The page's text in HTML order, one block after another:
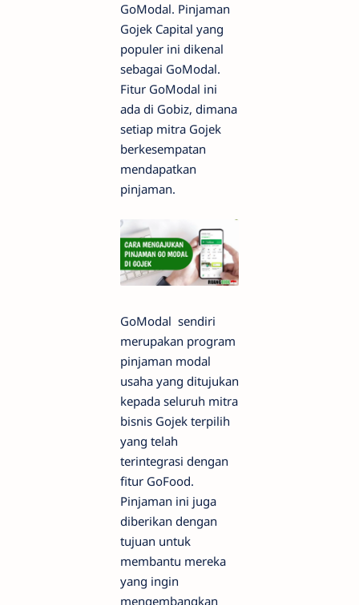
GoModal. Pinjaman
Gojek Capital yang
populer ini dikenal
sebagai GoModal.
Fitur GoModal ini
ada di Gobiz, dimana
setiap mitra Gojek
berkesempatan
mendapatkan
pinjaman.
GoModal sendiri
merupakan program
pinjaman modal
usaha yang ditujukan
kepada seluruh mitra
bisnis Gojek terpilih
yang telah
terintegrasi dengan
fitur GoFood.
Pinjaman ini juga
diberikan dengan
tujuan untuk
membantu mereka
yang ingin
mengembangkan